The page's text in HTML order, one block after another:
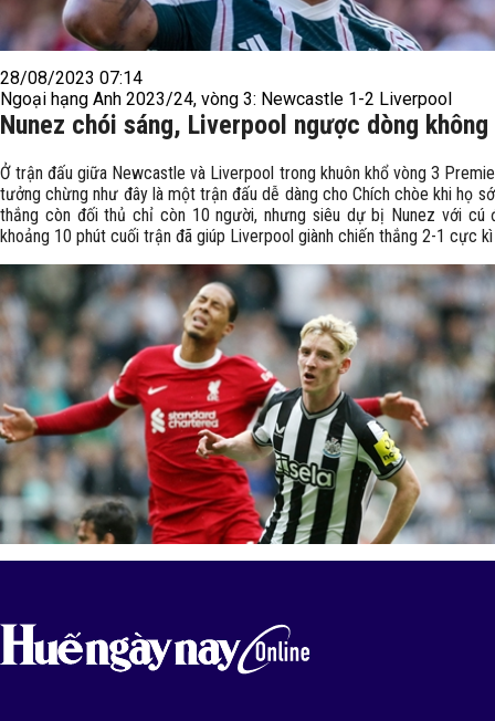
28/08/2023 07:14
Ngoại hạng Anh 2023/24, vòng 3: Newcastle 1-2 Liverpool
Nunez chói sáng, Liverpool ngược dòng
Ở trận đấu giữa Newcastle và Liverpool trong khuôn khổ vòng 3
tưởng chừng như đây là một trận đấu dễ dàng cho Chích chòe khi họ
thắng còn đối thủ chỉ còn 10 người, nhưng siêu dự bị Nunez với cú
khoảng 10 phút cuối trận đã giúp Liverpool giành chiến thắng 2-1 cực